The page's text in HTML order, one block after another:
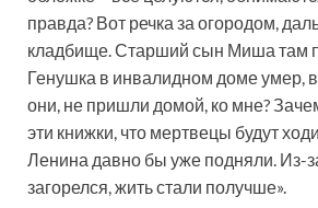
правда? Вот речка за огородом,
кладбище. Старший сын Миша там
Генушка в инвалидном доме умер,
они, не пришли домой, ко мне?
эти книжки, что мертвецы будут
Ленина давно бы уже подняли. Из-
загорелся, жить стали получше».